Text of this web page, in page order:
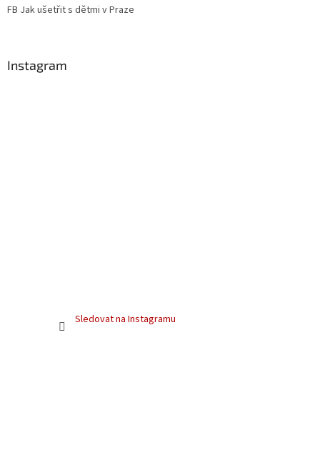
FB Jak ušetřit s dětmi v Praze
Instagram
Sledovat na Instagramu